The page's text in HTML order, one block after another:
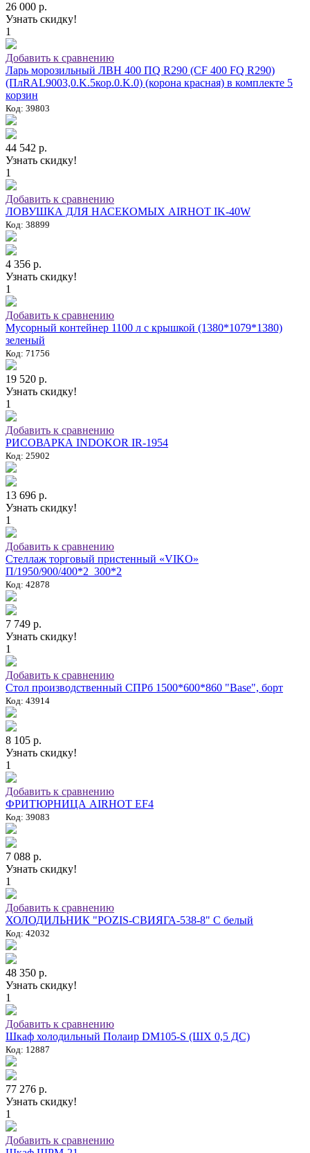
26 000 р.
Узнать скидку!
1
Добавить к сравнению
Ларь морозильный ЛВН 400 ПQ R290 (СF 400 FQ R290)
(ПлRAL9003,0.K.5кор.0.K.0) (корона красная) в комплекте 5
корзин
Код: 39803
44 542 р.
Узнать скидку!
1
Добавить к сравнению
ЛОВУШКА ДЛЯ НАСЕКОМЫХ AIRHOT IK-40W
Код: 38899
4 356 р.
Узнать скидку!
1
Добавить к сравнению
Мусорный контейнер 1100 л с крышкой (1380*1079*1380)
зеленый
Код: 71756
19 520 р.
Узнать скидку!
1
Добавить к сравнению
РИСОВАРКА INDOKOR IR-1954
Код: 25902
13 696 р.
Узнать скидку!
1
Добавить к сравнению
Стеллаж торговый пристенный «VIKO»
П/1950/900/400*2_300*2
Код: 42878
7 749 р.
Узнать скидку!
1
Добавить к сравнению
Стол производственный СПРб 1500*600*860 "Base", борт
Код: 43914
8 105 р.
Узнать скидку!
1
Добавить к сравнению
ФРИТЮРНИЦА AIRHOT EF4
Код: 39083
7 088 р.
Узнать скидку!
1
Добавить к сравнению
ХОЛОДИЛЬНИК "POZIS-СВИЯГА-538-8" C белый
Код: 42032
48 350 р.
Узнать скидку!
1
Добавить к сравнению
Шкаф холодильный Полаир DM105-S (ШХ 0,5 ДС)
Код: 12887
77 276 р.
Узнать скидку!
1
Добавить к сравнению